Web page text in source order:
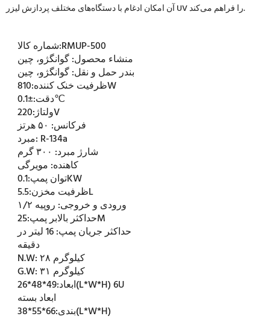
آن امکان ادغام با دستگاه‌های مختلف پردازش لیزر UV را فراهم می‌کند.
شماره کالا:RMUP-500
منشاء محصول:گوانگژو، چین
بندر حمل و نقل:گوانگژو، چین
ظرفیت خنک کننده:810W
دقت:±0.1℃
ولتاژ:220V
فرکانس:
مبرد: R-134a
شارژ مبرد:
کاهنده: مویرگی
توان پمپ:0.1KW
ظرفیت مخزن:5.5L
ورودی و خروجی: روپیه ۱/۲
حداکثر بالابر پمپ:25M
حداکثر جریان پمپ:
16 لیتر در
دقیقه
N.W:
۲۸ کیلوگرم
G.W:
۳۱ کیلوگرم
ابعاد:49*48*26(L*W*H) 6U
ابعاد بسته
بندی:66*55*38(L*W*H)